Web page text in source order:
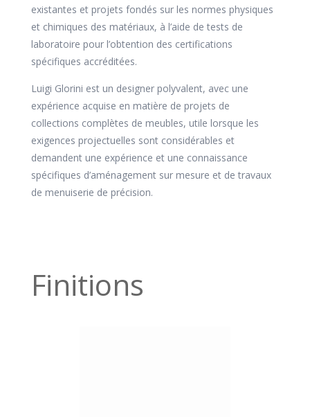
existantes et projets fondés sur les normes physiques
et chimiques des matériaux, à l’aide de tests de
laboratoire pour l’obtention des certifications
spécifiques accréditées.
Luigi Glorini est un designer polyvalent, avec une
expérience acquise en matière de projets de
collections complètes de meubles, utile lorsque les
exigences projectuelles sont considérables et
demandent une expérience et une connaissance
spécifiques d’aménagement sur mesure et de travaux
de menuiserie de précision.
Finitions